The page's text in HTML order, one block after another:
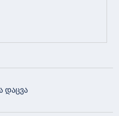
დაცვა